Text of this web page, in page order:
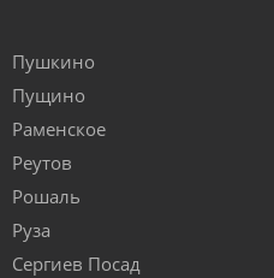
Пушкино
Пущино
Раменское
Реутов
Рошаль
Руза
Сергиев Посад